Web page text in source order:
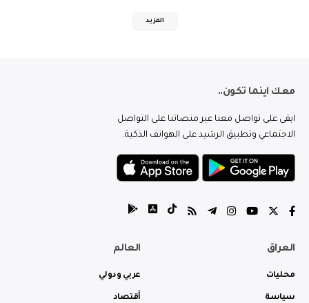
المزيد
معك اينما تكون..
ابقى على تواصل معنا عبر منصاتنا على التواصل
الاجتماعي وتطبيق الرشيد على الهواتف الذكية.
العراق
محليات
سياسة
العالم
عربي ودولي
أقتصاد